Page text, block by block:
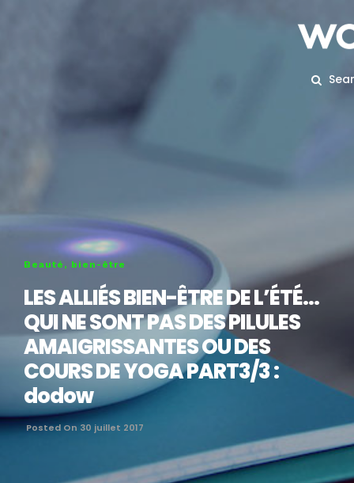
Beauté, bien-être
LES ALLIÉS BIEN-ÊTRE DE L’ÉTÉ…
QUI NE SONT PAS DES PILULES
AMAIGRISSANTES OU DES
COURS DE YOGA PART3/3 :
dodow
Posted On 30 juillet 2017